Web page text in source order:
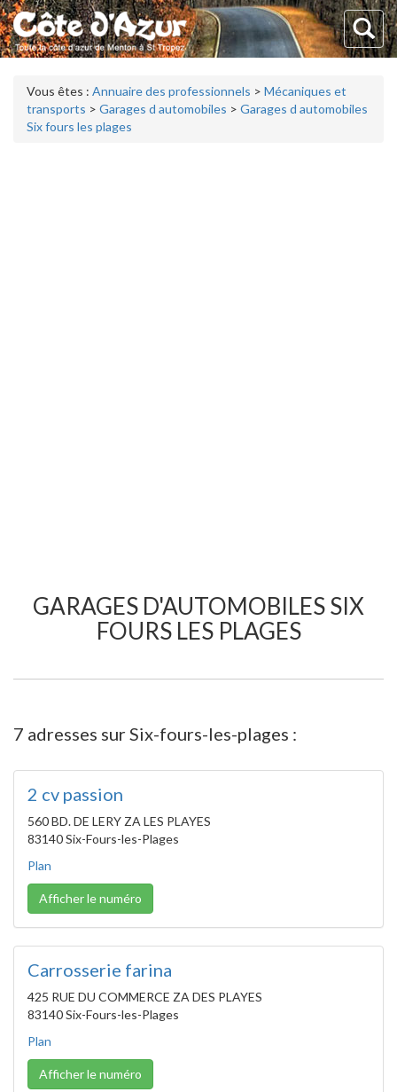
Vous êtes : Annuaire des professionnels > Mécaniques et
transports > Garages d automobiles > Garages d automobiles
Six fours les plages
GARAGES D'AUTOMOBILES SIX
FOURS LES PLAGES
7 adresses sur Six-fours-les-plages :
2 cv passion
560 BD. DE LERY ZA LES PLAYES
83140 Six-Fours-les-Plages
Plan
Afficher le numéro
Carrosserie farina
425 RUE DU COMMERCE ZA DES PLAYES
83140 Six-Fours-les-Plages
Plan
Afficher le numéro